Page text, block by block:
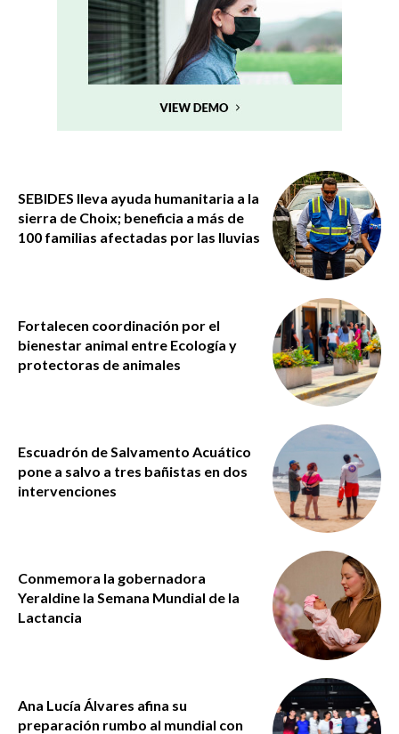
SEBIDES lleva ayuda humanitaria a la
sierra de Choix; beneficia a más de
100 familias afectadas por las lluvias
Fortalecen coordinación por el
bienestar animal entre Ecología y
protectoras de animales
Escuadrón de Salvamento Acuático
pone a salvo a tres bañistas en dos
intervenciones
Conmemora la gobernadora
Yeraldine la Semana Mundial de la
Lactancia
Ana Lucía Álvares afina su
preparación rumbo al mundial con